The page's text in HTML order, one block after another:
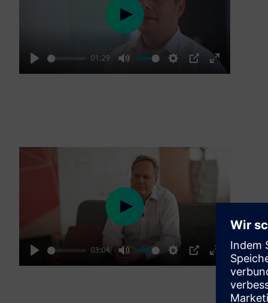
Play
01:29
Mute Settings
PIP
Enter
Play
Play
03:04
Mute Settings
PIP
Enter
fullscreen
Play